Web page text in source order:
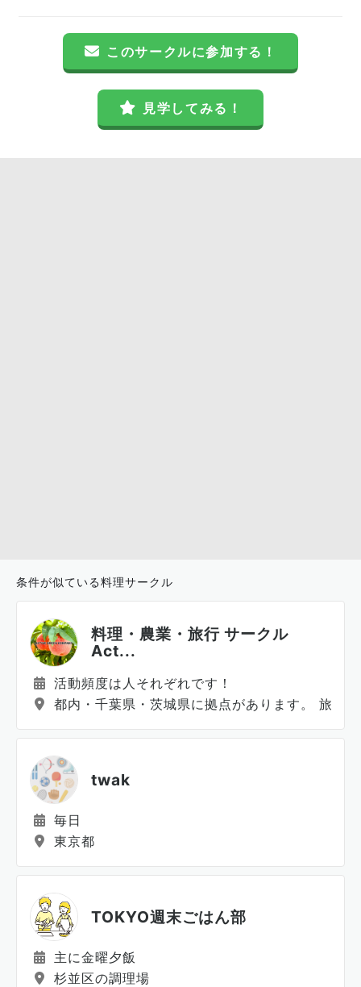
このサークルに参加する！
見学してみる！
条件が似ている料理サークル
料理・農業・旅行 サークル
Act...
活動頻度は人それぞれです！
都内・千葉県・茨城県に拠点があります。 旅行
twak
毎日
東京都
TOKYO週末ごはん部
主に金曜夕飯
杉並区の調理場